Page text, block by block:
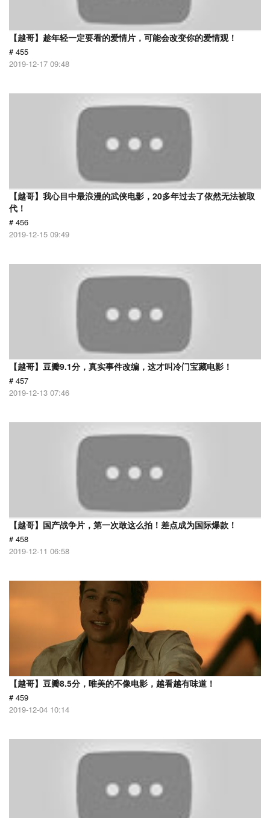
【越哥】趁年轻一定要看的爱情片，可能会改变你的爱情观！
# 455
2019-12-17 09:48
【越哥】我心目中最浪漫的武侠电影，20多年过去了依然无法被取
代！
# 456
2019-12-15 09:49
【越哥】豆瓣9.1分，真实事件改编，这才叫冷门宝藏电影！
# 457
2019-12-13 07:46
【越哥】国产战争片，第一次敢这么拍！差点成为国际爆款！
# 458
2019-12-11 06:58
【越哥】豆瓣8.5分，唯美的不像电影，越看越有味道！
# 459
2019-12-04 10:14